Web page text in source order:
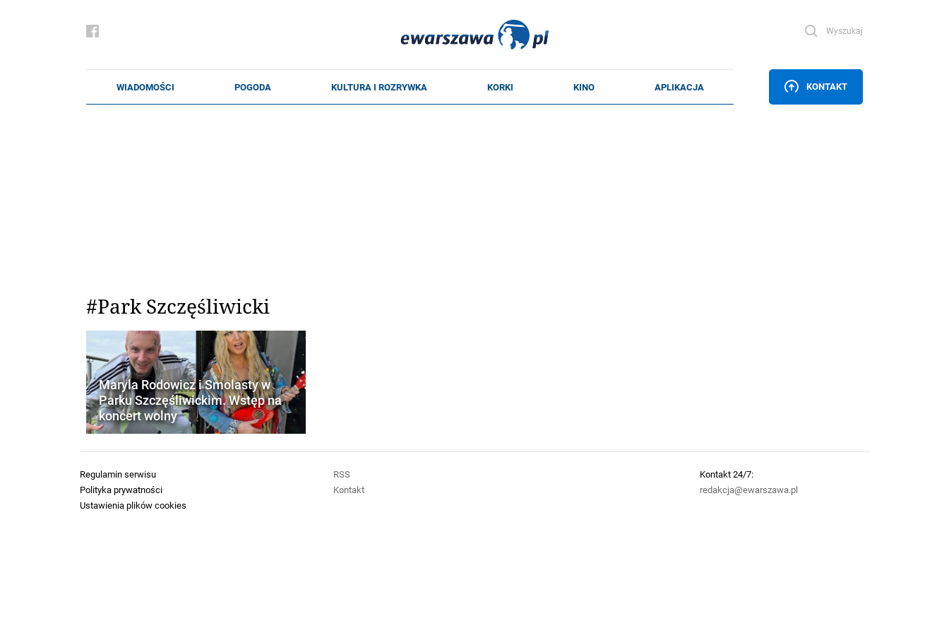
Wyszukaj
KONTAKT
#Park Szczęśliwicki
Maryla Rodowicz i Smolasty w
Parku Szczęśliwickim. Wstęp na
koncert wolny
Regulamin serwisu
Polityka prywatności
Ustawienia plików cookies
RSS
Kontakt
Kontakt 24/7:
redakcja@ewarszawa.pl